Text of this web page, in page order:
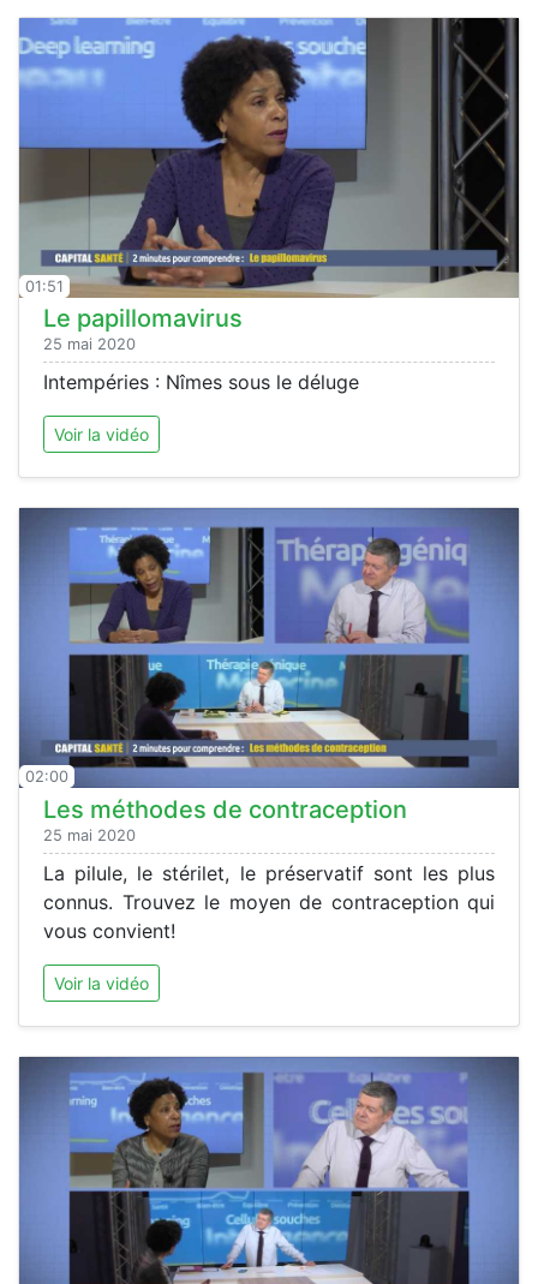
01:51
Le papillomavirus
25 mai 2020
Intempéries : Nîmes sous le déluge
Voir la vidéo
02:00
Les méthodes de contraception
25 mai 2020
La pilule, le stérilet, le préservatif sont les plus
connus. Trouvez le moyen de contraception qui
vous convient!
Voir la vidéo